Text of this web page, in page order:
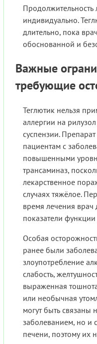
Продолжительность
индивидуально.
длительно, пока
обоснованной и
Важные
требующие
Теглютик нельзя
аллергии на
суспензии.
пациентам с
повышенными
трансаминаз,
лекарственное
случаях тяжёлое.
время лечения
показатели
Особая
ранее были
злоупотребление
слабость,
выраженная
или необычная
могут быть связаны
заболеванием, но и
печени, поэтому их